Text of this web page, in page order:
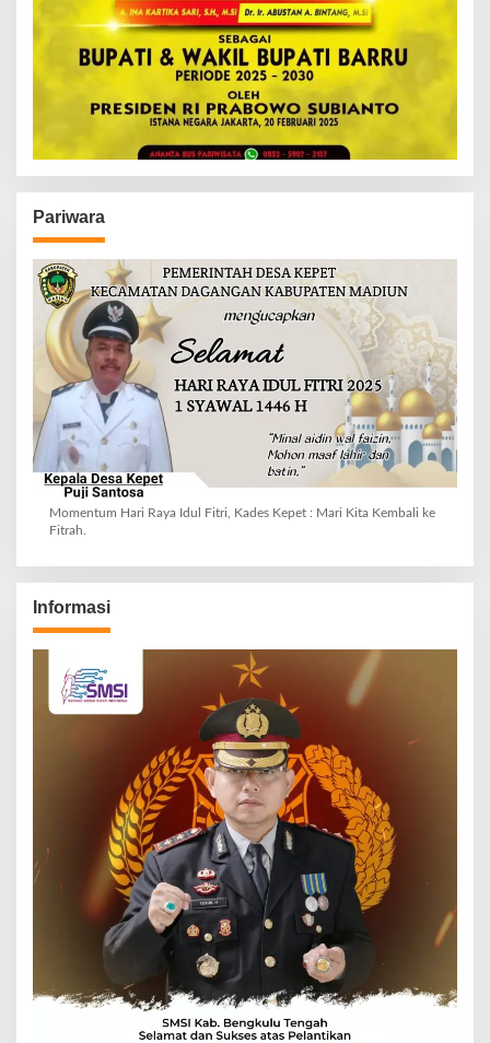
Pariwara
Momentum Hari Raya Idul Fitri, Kades Kepet : Mari Kita Kembali ke
Fitrah.
Informasi